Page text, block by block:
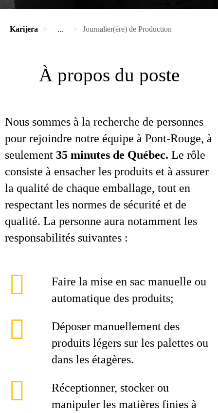
Karijera ... Journalier(ère) de Production
À propos du poste
Nous sommes à la recherche de personnes
pour rejoindre notre équipe à Pont‑Rouge, à
seulement 35 minutes de Québec. Le rôle
consiste à ensacher les produits et à assurer
la qualité de chaque emballage, tout en
respectant les normes de sécurité et de
qualité. La personne aura notamment les
responsabilités suivantes :
Faire la mise en sac manuelle ou
automatique des produits;
Déposer manuellement des
produits légers sur les palettes ou
dans les étagères.
Réceptionner, stocker ou
manipuler les matières finies à